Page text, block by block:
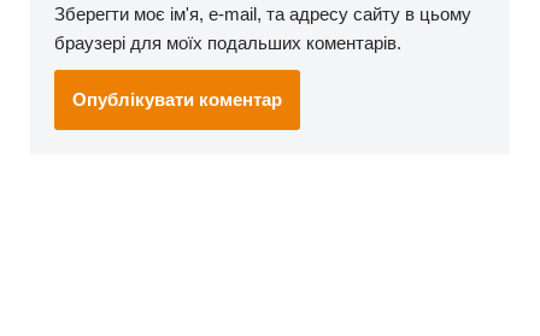
Зберегти моє ім'я, e-mail, та адресу сайту в цьому
браузері для моїх подальших коментарів.